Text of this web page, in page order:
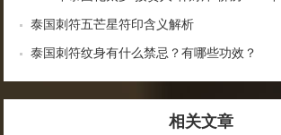
泰国刺符五芒星符印含义解析
泰国刺符纹身有什么禁忌？有哪些功效？
相关文章